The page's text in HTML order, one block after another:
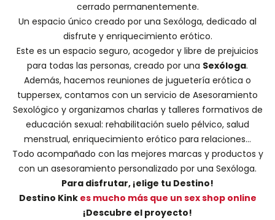
cerrado permanentemente.
Un espacio único creado por una Sexóloga, dedicado al
disfrute y enriquecimiento erótico.
Este es un espacio seguro, acogedor y libre de prejuicios
para todas las personas, creado por una Sexóloga.
Además, hacemos reuniones de juguetería erótica o
tuppersex, contamos con un servicio de Asesoramiento
Sexológico y organizamos charlas y talleres formativos de
educación sexual: rehabilitación suelo pélvico, salud
menstrual, enriquecimiento erótico para relaciones...
Todo acompañado con las mejores marcas y productos y
con un asesoramiento personalizado por una Sexóloga.
Para disfrutar, ¡elige tu Destino!
Destino Kink es mucho más que un sex shop online
¡Descubre el proyecto!